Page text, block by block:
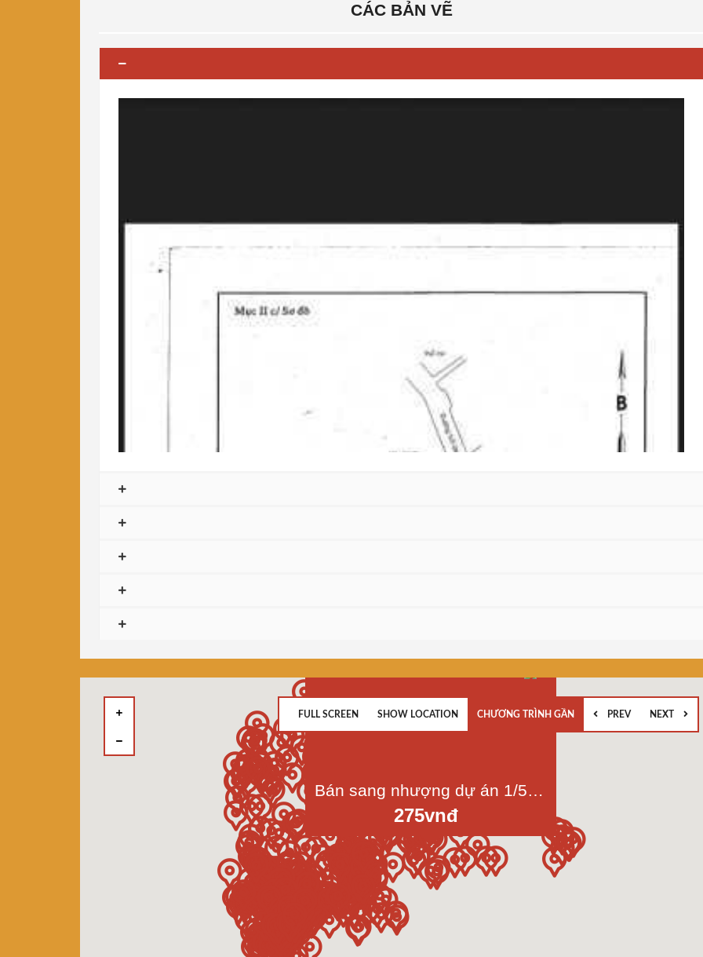
CÁC BẢN VẼ
Bán sang nhượng dự án 1/500 mặt tiền An Phú-quận 2 diện tích 3100m2
275vnđ
FULL SCREEN SHOW LOCATION CHƯƠNG TRÌNH GẦN PREV NEXT